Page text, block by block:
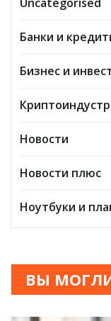
Банки и
Бизнес и
Новости
Новости плюс
Ноутбуки и
ВЫ